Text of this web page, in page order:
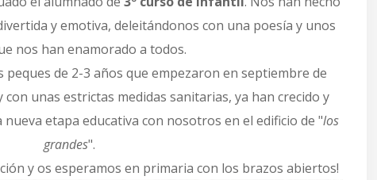
y emotiva, deleitándonos con una poesía y unos
nos han enamorado a todos.
de 2-3 años que empezaron en septiembre de
con unas estrictas medidas sanitarias, ya han crecido y
etapa educativa con nosotros en el edificio de "los
grandes".
y os esperamos en primaria con los brazos abiertos!